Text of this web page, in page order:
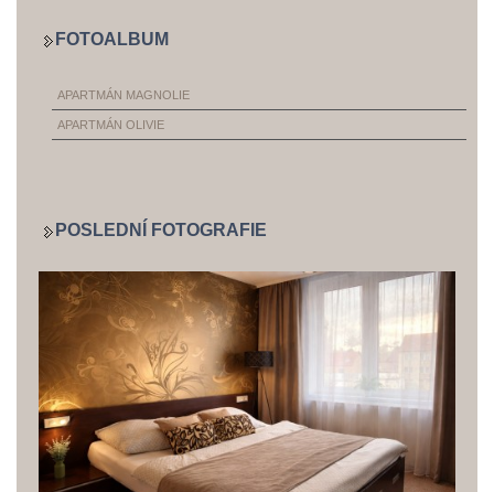
FOTOALBUM
APARTMÁN MAGNOLIE
APARTMÁN OLIVIE
POSLEDNÍ FOTOGRAFIE